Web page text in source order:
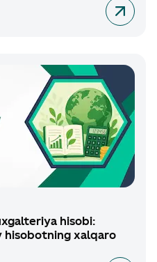
hisobi:
hisobotning xalqaro